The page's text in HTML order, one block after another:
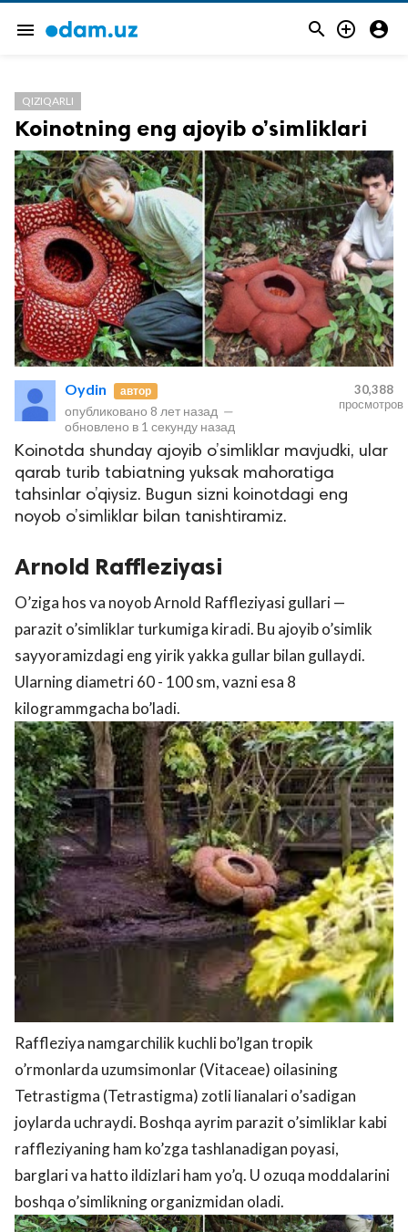
menu   
защищены.
QIZIQARLI
Koinotning eng ajoyib o’simliklari
Oydin автор
опубликовано 8 лет назад —
обновлено в 1 секунду назад
30,388
просмотров
Koinotda shunday ajoyib o’simliklar mavjudki, ular
qarab turib tabiatning yuksak mahoratiga
tahsinlar o’qiysiz. Bugun sizni koinotdagi eng
noyob o’simliklar bilan tanishtiramiz.
Arnold Raffleziyasi
O’ziga hos va noyob Arnold Raffleziyasi gullari —
parazit o’simliklar turkumiga kiradi. Bu ajoyib o’simlik
sayyoramizdagi eng yirik yakka gullar bilan gullaydi.
Ularning diametri 60 - 100 sm, vazni esa 8
kilogrammgacha bo’ladi.
Raffleziya namgarchilik kuchli bo’lgan tropik
o’rmonlarda uzumsimonlar (Vitaceae) oilasining
Tetrastigma (Tetrastigma) zotli lianalari o’sadigan
joylarda uchraydi. Boshqa ayrim parazit o’simliklar kabi
raffleziyaning ham ko’zga tashlanadigan poyasi,
barglari va hatto ildizlari ham yo’q. U ozuqa moddalarini
boshqa o’simlikning organizmidan oladi.